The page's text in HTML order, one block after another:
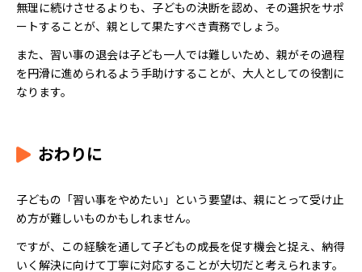
無理に続けさせるよりも、子どもの決断を認め、その選択をサポ
ートすることが、親として果たすべき責務でしょう。
また、習い事の退会は子ども一人では難しいため、親がその過程
を円滑に進められるよう手助けすることが、大人としての役割に
なります。
おわりに
子どもの「習い事をやめたい」という要望は、親にとって受け止
め方が難しいものかもしれません。
ですが、この経験を通して子どもの成長を促す機会と捉え、納得
いく解決に向けて丁寧に対応することが大切だと考えられます。